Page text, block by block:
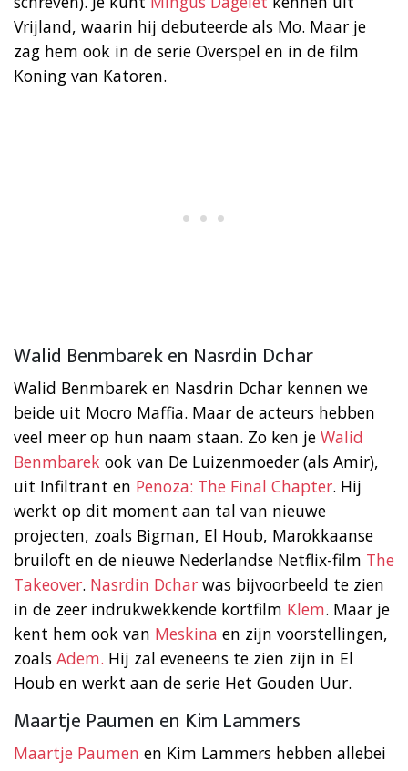
Vrijland, waarin hij debuteerde als Mo. Maar je
zag hem ook in de serie Overspel en in de film
Koning van Katoren.
Walid Benmbarek en Nasrdin Dchar
Walid Benmbarek en Nasdrin Dchar kennen we
beide uit Mocro Maffia. Maar de acteurs hebben
veel meer op hun naam staan. Zo ken je Walid
Benmbarek ook van De Luizenmoeder (als Amir),
uit Infiltrant en Penoza: The Final Chapter. Hij
werkt op dit moment aan tal van nieuwe
projecten, zoals Bigman, El Houb, Marokkaanse
bruiloft en de nieuwe Nederlandse Netflix-film The
Takeover. Nasrdin Dchar was bijvoorbeeld te zien
in de zeer indrukwekkende kortfilm Klem. Maar je
kent hem ook van Meskina en zijn voorstellingen,
zoals Adem. Hij zal eveneens te zien zijn in El
Houb en werkt aan de serie Het Gouden Uur.
Maartje Paumen en Kim Lammers
Maartje Paumen en Kim Lammers hebben allebei